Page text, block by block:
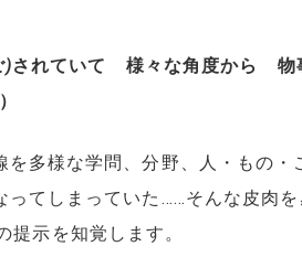
)されていて 様々な角度から 物
多様な学問、分野、人・もの・
てしまっていた……そんな皮肉
示を知覚します。